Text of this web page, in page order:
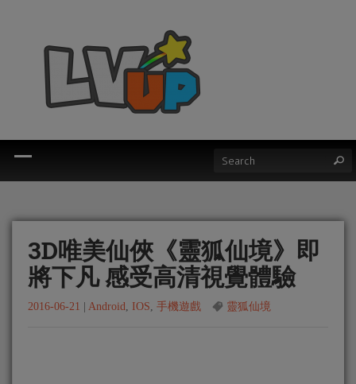
3D唯美仙俠《靈狐仙境》即
將下凡 感受高清視覺體驗
2016-06-21 Android, IOS, 手機遊戲 靈狐仙境